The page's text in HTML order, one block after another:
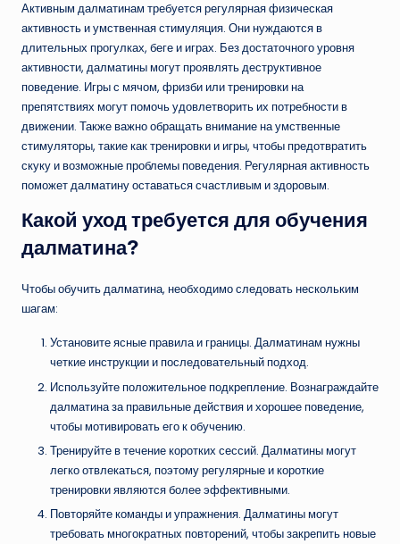
Активным далматинам требуется регулярная физическая
активность и умственная стимуляция. Они нуждаются в
длительных прогулках, беге и играх. Без достаточного уровня
активности, далматины могут проявлять деструктивное
поведение. Игры с мячом, фризби или тренировки на
препятствиях могут помочь удовлетворить их потребности в
движении. Также важно обращать внимание на умственные
стимуляторы, такие как тренировки и игры, чтобы предотвратить
скуку и возможные проблемы поведения. Регулярная активность
поможет далматину оставаться счастливым и здоровым.
Какой уход требуется для обучения
далматина?
Чтобы обучить далматина, необходимо следовать нескольким
шагам:
Установите ясные правила и границы. Далматинам нужны
четкие инструкции и последовательный подход.
Используйте положительное подкрепление. Вознаграждайте
далматина за правильные действия и хорошее поведение,
чтобы мотивировать его к обучению.
Тренируйте в течение коротких сессий. Далматины могут
легко отвлекаться, поэтому регулярные и короткие
тренировки являются более эффективными.
Повторяйте команды и упражнения. Далматины могут
требовать многократных повторений, чтобы закрепить новые